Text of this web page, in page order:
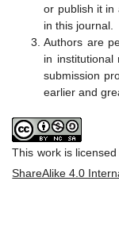
or publish it in
in this journal.
Authors are
in
submission
earlier and
This work is
ShareAlike 4.0